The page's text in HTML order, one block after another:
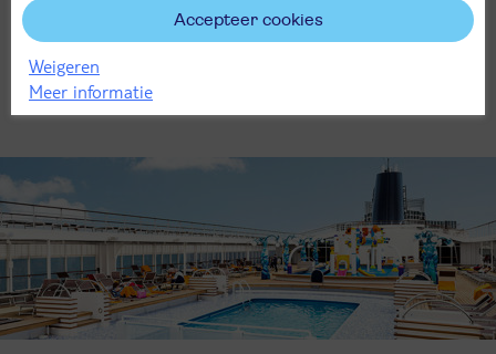
van de MSC Armonia. Het schip beschikt over een sauna en een
ontspannend bubbelbad. Ervaar de oase van rust in de sauna
van de MSC Aurea Spa. Verwen jezelf en kies voor een
haarbehandeling in de kapsalon of laat je nagels verzorgen in de
nagelsalon.
Accepteer cookies
Weigeren
Meer informatie